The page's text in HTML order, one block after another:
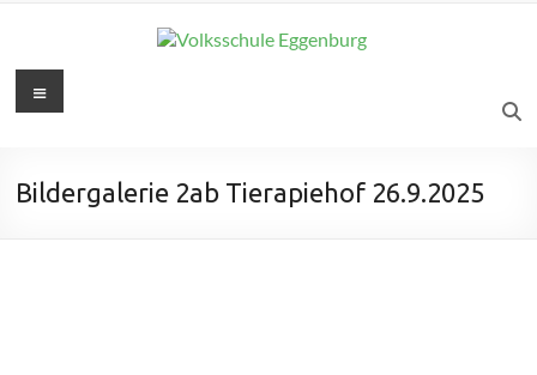
Bildergalerie 2ab Tierapiehof 26.9.2025